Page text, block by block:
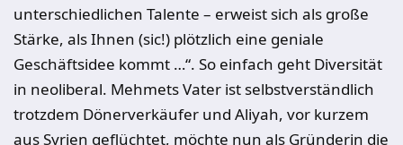
unterschiedlichen Talente – erweist sich als große
Stärke, als Ihnen (sic!) plötzlich eine geniale
Geschäftsidee kommt …“. So einfach geht Diversität
in neoliberal. Mehmets Vater ist selbstverständlich
trotzdem Dönerverkäufer und Aliyah, vor kurzem
aus Syrien geflüchtet, möchte nun als Gründerin die